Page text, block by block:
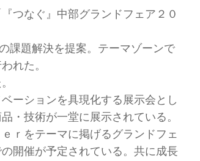
つなぐ』中部グランドフェア２０
課題解決を提案。テーマゾーンで
れた。
ーションを具現化する展示会とし
・技術が一堂に展示されている。
ｒをテーマに掲げるグランドフェ
開催が予定されている。共に成長